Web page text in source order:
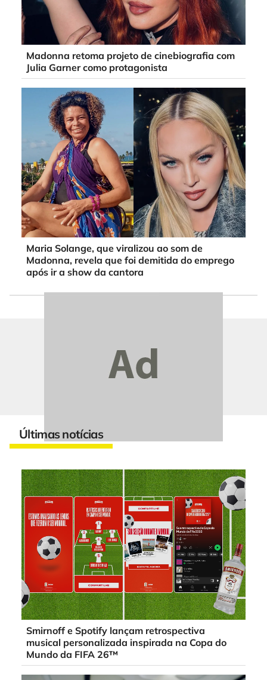
Madonna retoma projeto de cinebiografia com
Julia Garner como protagonista
Maria Solange, que viralizou ao som de
Madonna, revela que foi demitida do emprego
após ir a show da cantora
Últimas notícias
Smirnoff e Spotify lançam retrospectiva
musical personalizada inspirada na Copa do
Mundo da FIFA 26™